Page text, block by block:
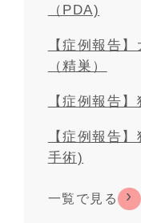
（PDA)
【症例報告
（精巣）
【症例報告
【症例報告
手術)
一覧で見る